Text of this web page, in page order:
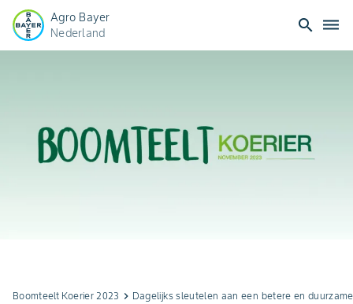
Agro Bayer
Nederland
search dehaze
Boomteelt Koerier 2023 keyboard_arrow_right Dagelijks sleutelen aan een betere en